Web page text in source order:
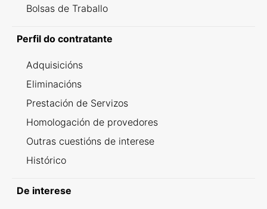
Bolsas de Traballo
Perfil do contratante
Adquisicións
Eliminacións
Prestación de Servizos
Homologación de provedores
Outras cuestións de interese
Histórico
De interese